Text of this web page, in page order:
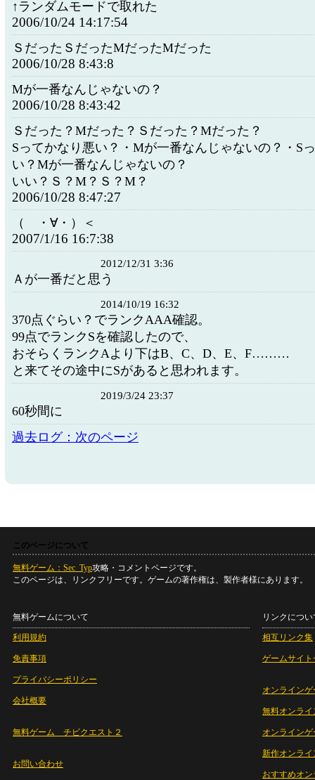
↑ランダムモードで取れた
2006/10/24 14:17:54
ＳだったＳだったMだったMだった
2006/10/28 8:43:8
Mが一番なんじゃないの？
2006/10/28 8:43:42
Ｓだった？Mだった？Ｓだった？Mだった？
Sってかなり悪い？・Mが一番なんじゃないの？・S
い？Mが一番なんじゃないの？
いい？Ｓ？M？Ｓ？M？
2006/10/28 8:47:27
（ ・∀・）＜
2007/1/16 16:7:38
2012/12/31 3:36
Ａが一番だと思う
2014/10/19 16:32
370点ぐらい？でランクAAA確認。
99点でランクSを確認したので、
おそらくランクAより下はB、C、D、E、F………
と来てその途中にSがあると思われます。
2019/3/24 23:37
60秒間に
過去ログ：次のページ
このページについて
無料ゲーム：Sec_Typ攻略・コメントページです。
このページは、リンクフリーです。ゲームの著作権は、製作者様にあります。
無料ゲームについて
利用規約
免責事項
プライバシーポリシー
会社概要
無料ゲーム チビクエスト２
お問い合わせ
リンクについ
相互リンク集
ゲームサイト
オンラインゲ
無料オンライ
オンライン
新作オンライ
おすすめオ